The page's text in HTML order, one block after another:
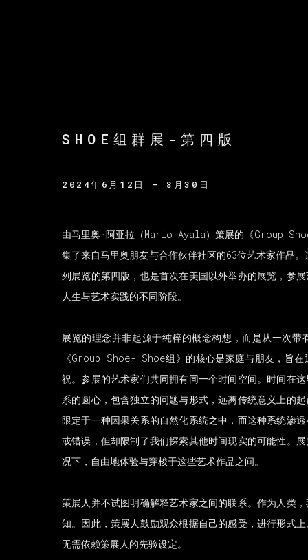
SHOE组群展-第四版
2024年6月12日 - 8月30日
由马里奥·阿亚拉（Mario Ayala）策展的《Group
集了来自马里奥朋友与合作伙伴社区的63位艺术家作
列展览的第四版，也是首次在美国以外举办的展览，参
人生与艺术实践的不同阶段。
展览的理念并非起源于纯粹的概念构想，而是从一次
《Group Shoe- Shoe组》的核心是家庭与朋友，旨在
祝。参展的艺术家们共同拥有同一个时间空间。时间在
系的圆心，包含独立的问题与形式，远离传统意义上的
限定于一种因果关系的自然化系统之中，而这种系统渗
或错误，但却限制了我们探索其他时间现实的可能性。
况下，自由地体验与穿梭于这些艺术作品之间。
策展人并不试图明确解释艺术家之间的联系。作为人类
知。因此，策展人鼓励观众根据自己的感受，进行形式
无需依赖策展人的先验设定。